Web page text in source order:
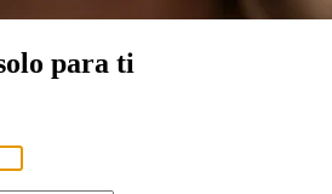
para ti